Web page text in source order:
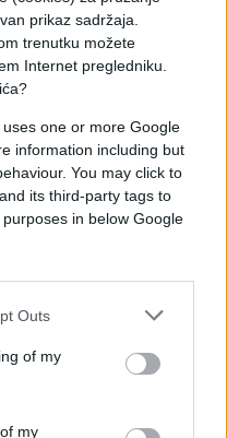
prikaz sadržaja.
trenutku možete
Internet pregledniku.
one or more Google
information including but
You may click to
its third-party tags to
in below Google
Outs
of my
my
crnka umjesto
su pjevačicu ubijali